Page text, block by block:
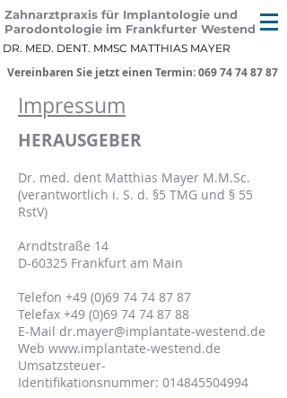
Zahnarztpraxis für Implantologie und
Parodontologie im Frankfurter Westend
DR. MED. DENT. MMSC MATTHIAS MAYER
Vereinbaren Sie jetzt einen Termin: 069 74 74 87 87
Impressum
HERAUSGEBER
Dr. med. dent Matthias Mayer M.M.Sc.
(verantwortlich i. S. d. §5 TMG und § 55
RstV)
Arndtstraße 14
D-60325 Frankfurt am Main
Telefon +49 (0)69 74 74 87 87
Telefax +49 (0)69 74 74 87 88
E-Mail dr.mayer@implantate-westend.de
Web www.implantate-westend.de
Umsatzsteuer-
Identifikationsnummer: 014845504994